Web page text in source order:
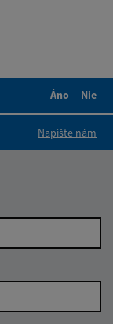
Áno
Nie
Napíšte nám